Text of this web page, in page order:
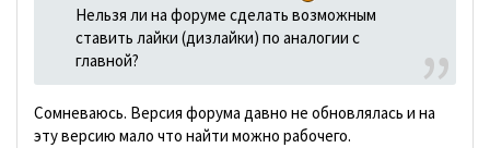
Нельзя ли на форуме сделать возможным
ставить лайки (дизлайки) по аналогии с
главной?
Сомневаюсь. Версия форума давно не обновлялась и на
эту версию мало что найти можно рабочего.